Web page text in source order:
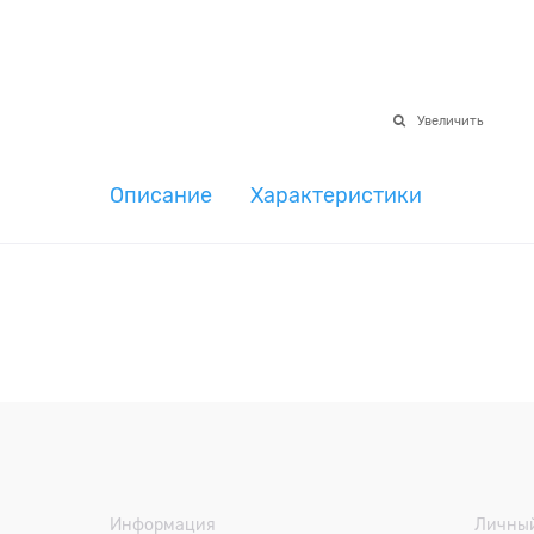
Увеличить
Описание Характеристики
Информация